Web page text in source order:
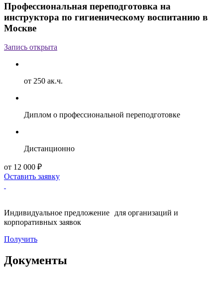
Профессиональная переподготовка на
инструктора по гигиеническому воспитанию в
Москве
Запись открыта
от 250 ак.ч.
Диплом о профессиональной переподготовке
Дистанционно
от 12 000 ₽
Оставить заявку
Индивидуальное предложение для организаций и
корпоративных заявок
Получить
Документы